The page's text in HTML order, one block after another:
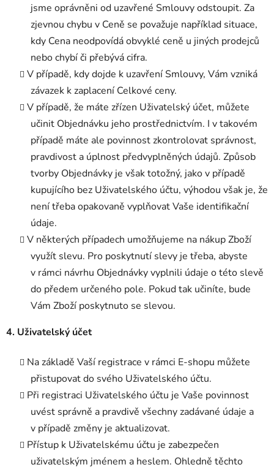
jsme oprávněni od uzavřené Smlouvy odstoupit. Za
zjevnou chybu v Ceně se považuje například situace,
kdy Cena neodpovídá obvyklé ceně u jiných prodejců
nebo chybí či přebývá cifra.
V případě, kdy dojde k uzavření Smlouvy, Vám vzniká
závazek k zaplacení Celkové ceny.
V případě, že máte zřízen Uživatelský účet, můžete
učinit Objednávku jeho prostřednictvím. I v takovém
případě máte ale povinnost zkontrolovat správnost,
pravdivost a úplnost předvyplněných údajů. Způsob
tvorby Objednávky je však totožný, jako v případě
kupujícího bez Uživatelského účtu, výhodou však je, že
není třeba opakovaně vyplňovat Vaše identifikační
údaje.
V některých případech umožňujeme na nákup Zboží
využít slevu. Pro poskytnutí slevy je třeba, abyste
v rámci návrhu Objednávky vyplnili údaje o této slevě
do předem určeného pole. Pokud tak učiníte, bude
Vám Zboží poskytnuto se slevou.
4. Uživatelský účet
Na základě Vaší registrace v rámci E-shopu můžete
přistupovat do svého Uživatelského účtu.
Při registraci Uživatelského účtu je Vaše povinnost
uvést správně a pravdivě všechny zadávané údaje a
v případě změny je aktualizovat.
Přístup k Uživatelskému účtu je zabezpečen
uživatelským jménem a heslem. Ohledně těchto